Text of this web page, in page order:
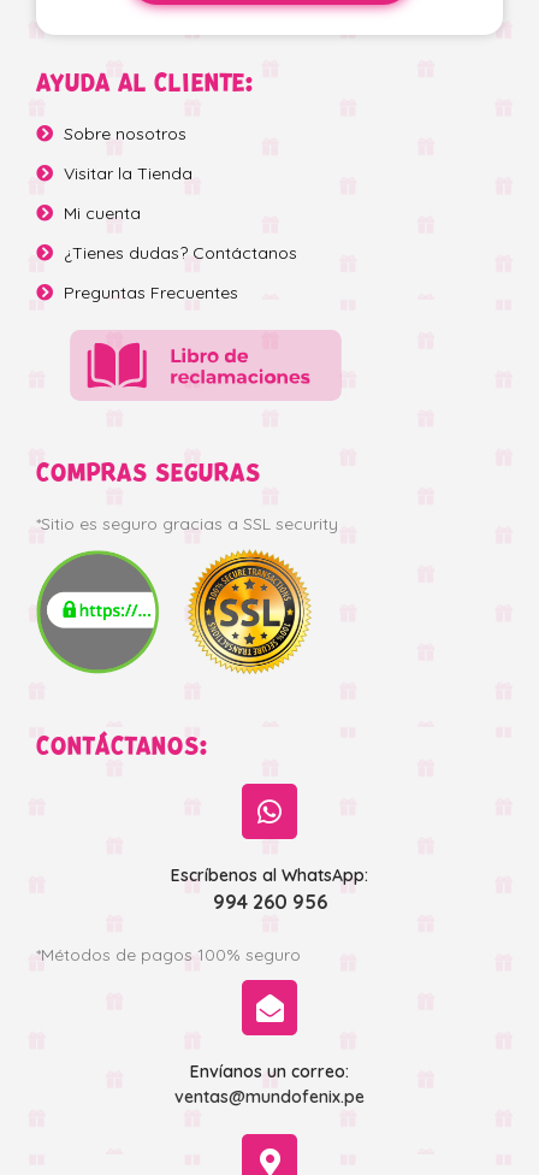
AYUDA AL CLIENTE:
Sobre nosotros
Visitar la Tienda
Mi cuenta
¿Tienes dudas? Contáctanos
Preguntas Frecuentes
COMPRAS SEGURAS
*Sitio es seguro gracias a SSL security
CONTÁCTANOS:
Escríbenos al WhatsApp:
994 260 956
*Métodos de pagos 100% seguro
Envíanos un correo:
ventas@mundofenix.pe